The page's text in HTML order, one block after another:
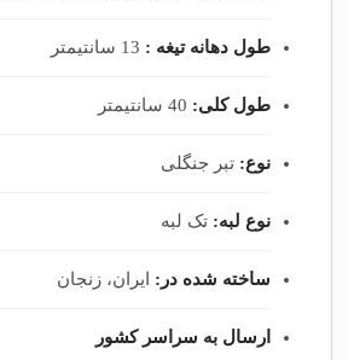
طول دهانه تیغه :
طول کلی: 40 سانتیمتر
نوع: تبر جنگلی
نوع لبه: تک لبه
ساخته شده در: ایران، زنجان
ارسال به سراسر کشور